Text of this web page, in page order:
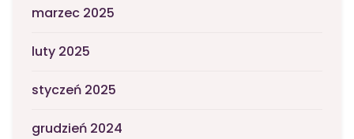
marzec 2025
luty 2025
styczeń 2025
grudzień 2024